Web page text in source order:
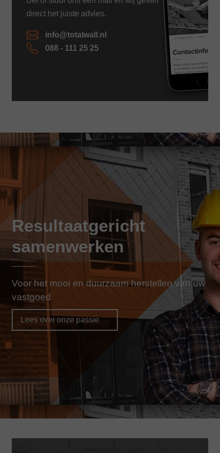
direct het juiste advies.
info@totalwall.nl
088 - 111 25 25
Resultaatgericht
samenwerken
Voor het mooi en duurzaam herstellen van uw
vastgoed
Lees over onze passie